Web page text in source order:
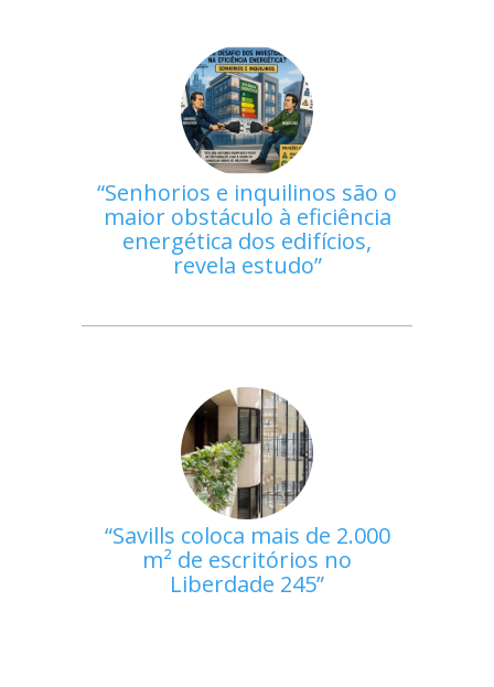
Senhorios e inquilinos são o
maior obstáculo à eficiência
energética dos edifícios,
revela estudo
Savills coloca mais de 2.000
m² de escritórios no
Liberdade 245